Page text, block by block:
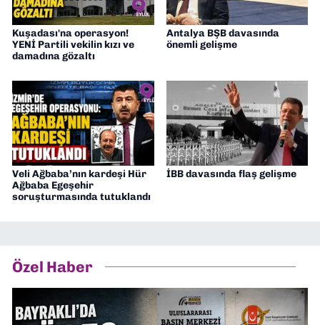
Kuşadası'na operasyon!
YENİ Partili vekilin kızı ve
damadına gözaltı
Antalya BŞB davasında
önemli gelişme
Veli Ağbaba’nın kardeşi Hür
Ağbaba Egeşehir
soruşturmasında tutuklandı
İBB davasında flaş gelişme
Özel Haber